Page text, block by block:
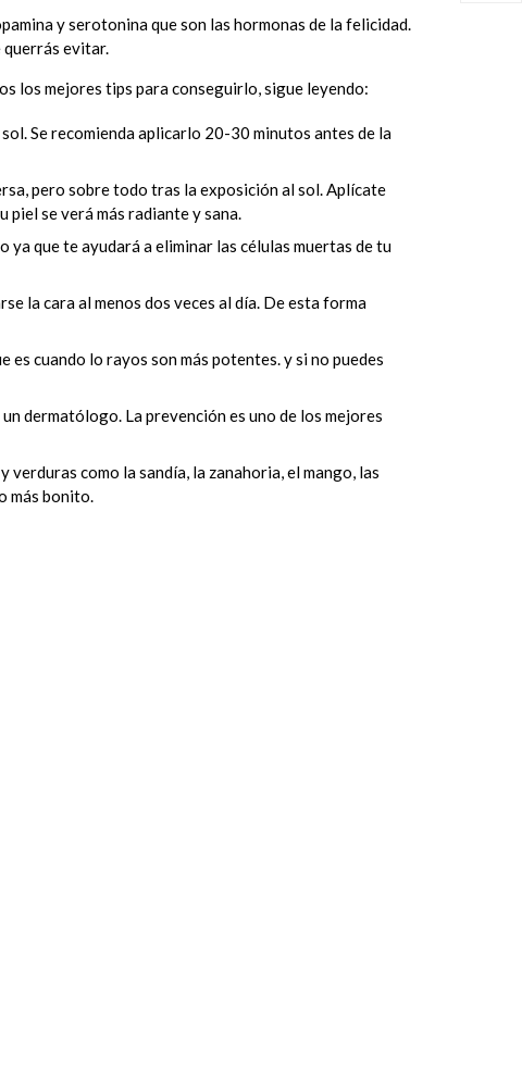
y serotonina que son las hormonas de la felicidad.
querrás evitar.
los mejores tips para conseguirlo, sigue leyendo:
Se recomienda aplicarlo 20-30 minutos antes de la
pero sobre todo tras la exposición al sol. Aplícate
piel se verá más radiante y sana.
que te ayudará a eliminar las células muertas de tu
la cara al menos dos veces al día. De esta forma
cuando lo rayos son más potentes. y si no puedes
dermatólogo. La prevención es uno de los mejores
como la sandía, la zanahoria, el mango, las
más bonito.